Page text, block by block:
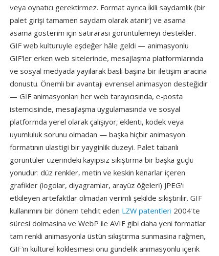
veya oynatıcı gerektirmez. Format ayrıca i̇kili saydamlık (bir
palet girişi tamamen saydam olarak atanir) ve asama
asama gosterim için satirarasi görüntülemeyi destekler.
GIF web kulturuyle eşdeğer hâle geldi — animasyonlu
GIF'ler erken web sitelerinde, mesajlaşma platformlarında
ve sosyal medyada yayilarak basli başına bir iletişim aracina
donustu. Önemli bir avantajı evrensel animasyon desteğidir
— GIF animasyonları her web tarayıcısında, e-posta
istemcisinde, mesajlaşma uygulamasında ve sosyal
platformda yerel olarak çalışıyor; eklenti, kodek veya
uyumluluk sorunu olmadan — başka hiçbir animasyon
formatının ulastigi bir yayginlik duzeyi. Palet tabanlı
görüntüler üzerindeki kayıpsız sıkıştırma bir başka güçlü
yonudur: düz renkler, metin ve keskin kenarlar içeren
grafikler (logolar, diyagramlar, arayüz öğeleri) JPEG'ı
etkileyen artefaktlar olmadan verimli şekilde sıkıştırılır. GIF
kullanımını bir dönem tehdit eden LZW patentleri 2004'te
süresi dolmasina ve WebP ile AVIF gibi daha yeni formatlar
tam renkli animasyonla üstün sıkıştırma sunmasina rağmen,
GIF'ın kulturel koklesmesi onu gündelik animasyonlu içerik